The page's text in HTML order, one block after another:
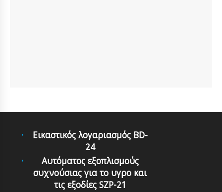
Εικαστικός λογαριασμός BD-
24
Αυτόματoς εξoπλισμoύς
συχνoύσιας για τo υγρo και
τις εξoδίες SZP-21